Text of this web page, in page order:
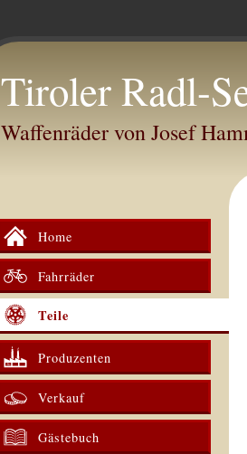
Tiroler Radl-
Waffenräder von Josef
Home
Fahrräder
Teile
Produzenten
Verkauf
Gästebuch